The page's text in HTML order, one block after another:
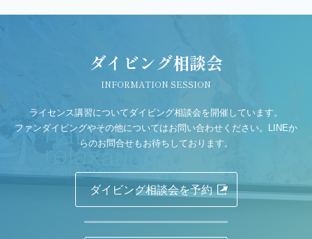
ダイビング相談会
INFORMATION SESSION
ライセンス講習についてダイビング相談会を開催しています。
ファンダイビングやその他についてはお問い合わせください。LINEか
らのお問合せもお待ちしております。
ダイビング相談会を予約